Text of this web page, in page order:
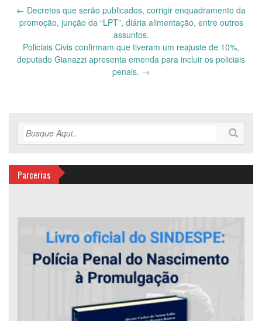
Post
navigation
← Decretos que serão publicados, corrigir enquadramento da
promoção, junção da “LPT”, diária alimentação, entre outros
assuntos.
Policiais Civis confirmam que tiveram um reajuste de 10%,
deputado Gianazzi apresenta emenda para incluir os policiais
penais. →
Parcerias